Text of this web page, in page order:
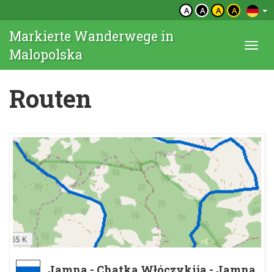
A A A A
Markierte Wanderwege in
Malopolska
Routen